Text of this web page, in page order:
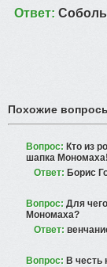
Ответ: Соболь
Похожие
Вопрос: Кто из
шапка
Ответ: Борис
Вопрос: Для
Мономаха?
Ответ:
Вопрос: В честь